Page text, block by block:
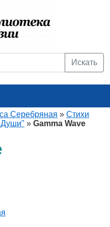
Искать
Серебряная » Стихи
» Gamma Wave